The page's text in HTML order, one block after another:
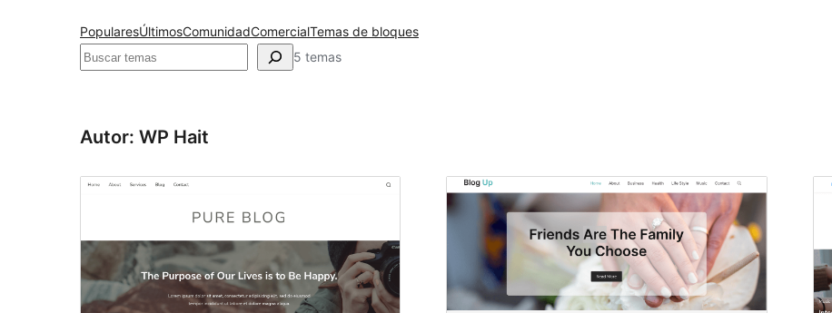
PopularesÚltimosComunidadComercialTemas de bloques
Buscar 5 temas
Autor: WP Hait